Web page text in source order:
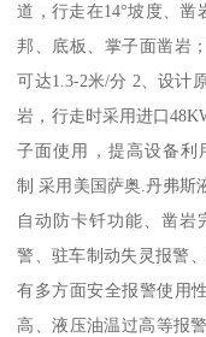
道，行走在14°坡度、凿
邦、底板、掌子面凿岩
可达1.3-2米/分 2、设计
岩，行走时采用进口
子面使用，提高设备利
制 采用美国萨奥.丹弗斯
自动防卡钎功能、凿岩
警、驻车制动失灵报警
有多方面安全报警使用
高、液压油温过高等报